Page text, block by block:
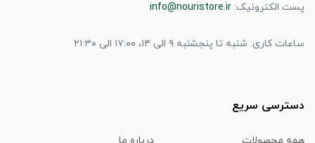
پست الکترونیک: info@nouristore.ir
ساعات کاری: شنبه تا پنجشنبه ۹ الی ۱۴، ۱۷:۰۰ الی ۲۱:۳۰
دسترسی سریع